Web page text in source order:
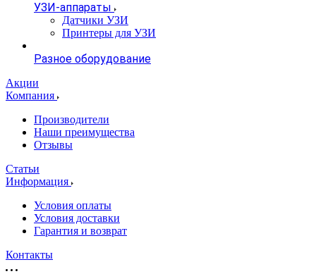
УЗИ-аппараты
Датчики УЗИ
Принтеры для УЗИ
Разное оборудование
Акции
Компания
Производители
Наши преимущества
Отзывы
Статьи
Информация
Условия оплаты
Условия доставки
Гарантия и возврат
Контакты